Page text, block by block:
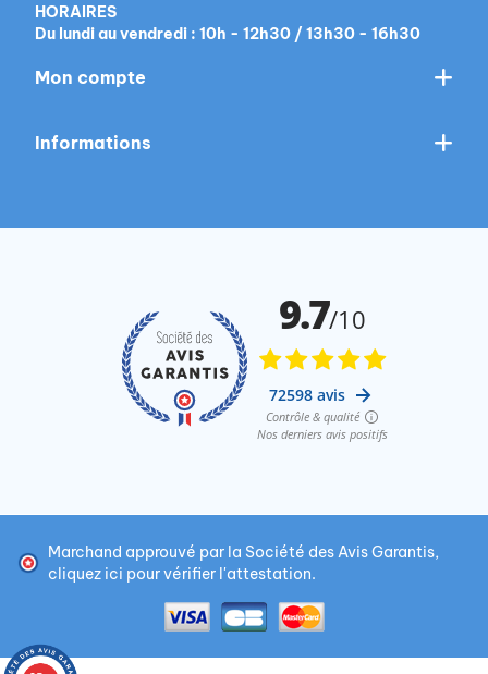
HORAIRES
Du lundi au vendredi : 10h - 12h30 / 13h30 - 16h30
Mon compte
Informations
Marchand approuvé par la Société des Avis Garantis,
cliquez ici pour vérifier l'attestation.